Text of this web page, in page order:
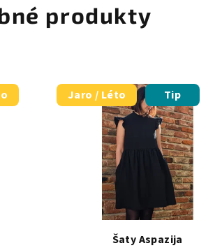
produkty
Jaro / Léto Tip
Šaty Aspazija